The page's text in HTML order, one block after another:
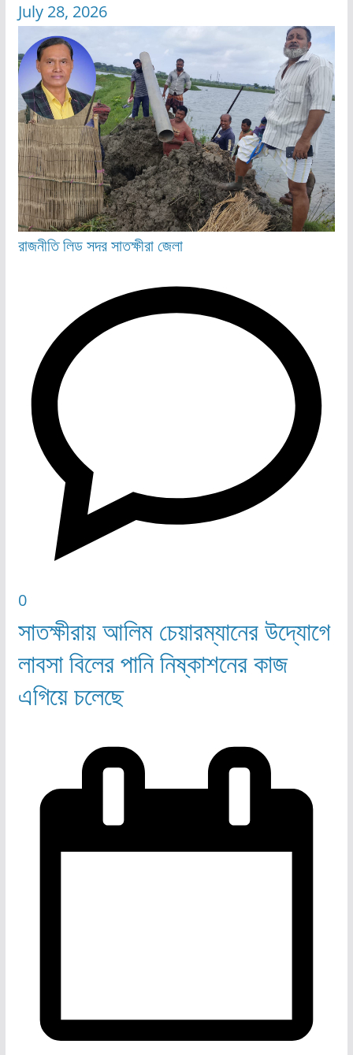
July 28, 2026
রাজনীতিলিডসদরসাতক্ষীরা জেলা
0
সাতক্ষীরায় আলিম চেয়ারম্যানের উদ্যোগে
লাবসা বিলের পানি নিষ্কাশনের কাজ
এগিয়ে চলেছে